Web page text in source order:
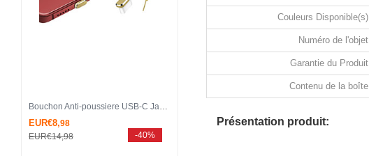
Couleurs Disponible(s)
Numéro de l'objet
Garantie du Produit
Contenu de la boîte
Présentation produit:
Bouchon Anti-poussiere USB-C Jack Type-C Universel H17 pour Apple iPhone 15 Plus Or
EUR€8,98
EUR€14,98 -40%